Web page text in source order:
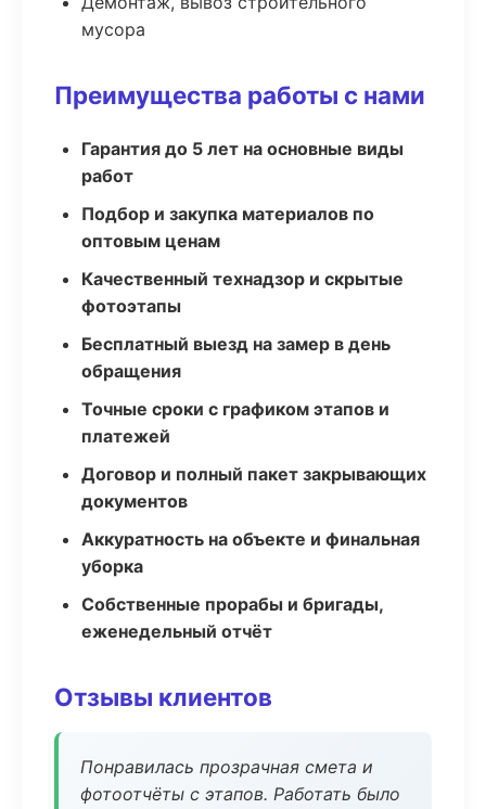
мусора
Преимущества работы с нами
Гарантия до 5 лет на основные виды
работ
Подбор и закупка материалов по
оптовым ценам
Качественный технадзор и скрытые
фотоэтапы
Бесплатный выезд на замер в день
обращения
Точные сроки с графиком этапов и
платежей
Договор и полный пакет закрывающих
документов
Аккуратность на объекте и финальная
уборка
Собственные прорабы и бригады,
еженедельный отчёт
Отзывы клиентов
Понравилась прозрачная смета и
фотоотчёты с этапов. Работать было